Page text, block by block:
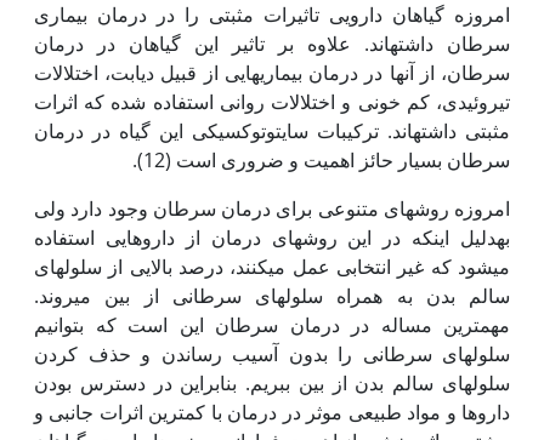
امروزه گیاهان دارویی تاثیرات مثبتی را در درمان بیماری
سرطان داشته‏اند. علاوه بر تاثیر این گیاهان در درمان
سرطان، از آن‫ها در درمان بیماری‏هایی از قبیل دیابت، اختلالات
تیروئیدی، کم خونی و اختلالات روانی استفاده شده که اثرات
مثبتی داشته‏اند. ترکیبات سایتوتوکسیکی این گیاه در درمان
سرطان بسیار حائز اهمیت و ضروری است (12).
امروزه روش‏های متنوعی برای درمان سرطان وجود دارد ولی
به‏دلیل ‏این‫که در این روش‏های درمان از داروهایی استفاده
می‏شود که غیر انتخابی عمل می‏کنند، درصد بالایی از سلول‏های
سالم بدن به همراه سلول‏های سرطانی از بین می‏روند.
مهم‏ترین مساله در درمان سرطان این است که بتوانیم
سلول‫های سرطانی را بدون آسیب رساندن و حذف کردن
سلول‏های سالم بدن از بین ببریم. بنابراین در دسترس بودن
دارو‫ها و مواد طبیعی موثر در درمان با کمترین اثرات جانبی و